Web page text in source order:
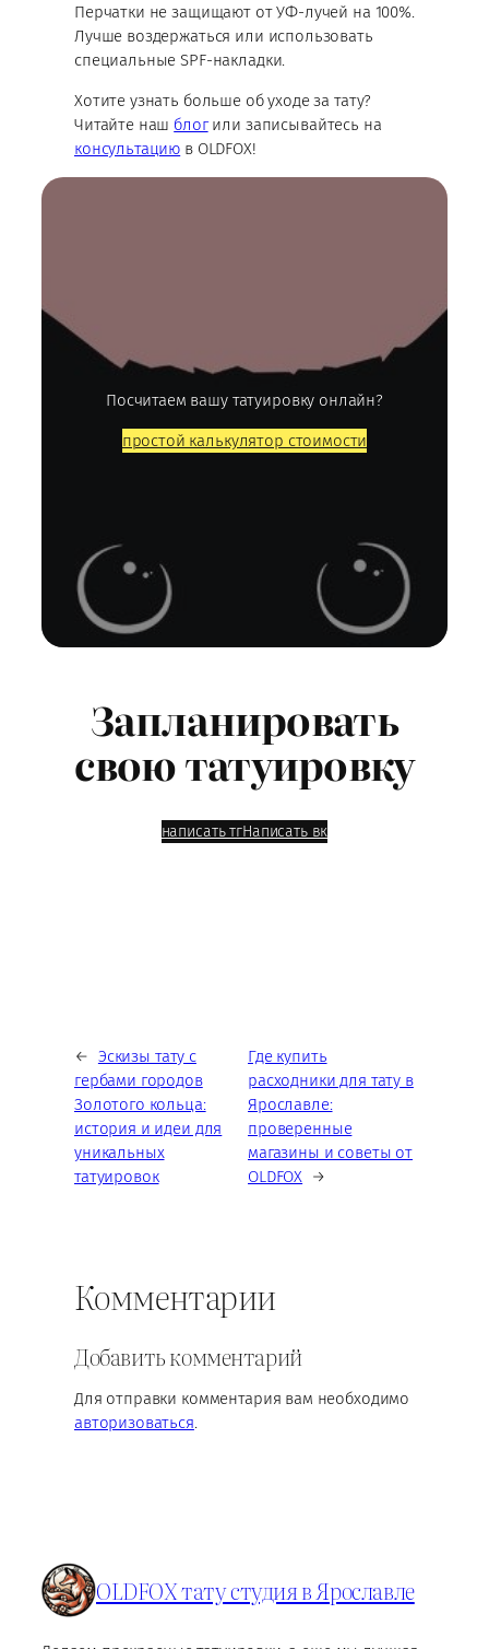
Перчатки не защищают от УФ-лучей на 100%.
Лучше воздержаться или использовать
специальные SPF-накладки.
Хотите узнать больше об уходе за тату?
Читайте наш блогили записывайтесь на
консультацию в OLDFOX!
Посчитаем вашу татуировку онлайн?
простой калькулятор стоимости
Запланировать
свою татуировку
написать тгНаписать вк
← Эскизы тату с
гербами городов
Золотого кольца:
история и идеи для
уникальных
татуировок
Где купить
расходники для тату в
Ярославле:
проверенные
магазины и советы от
OLDFOX →
Комментарии
Добавить комментарий
Для отправки комментария вам необходимо
авторизоваться.
OLDFOX тату студия в Ярославле